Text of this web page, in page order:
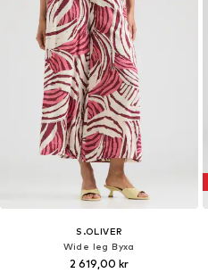
S.OLIVER
Wide leg Byxa
2 619,00 kr